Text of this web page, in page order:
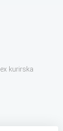
kurirska